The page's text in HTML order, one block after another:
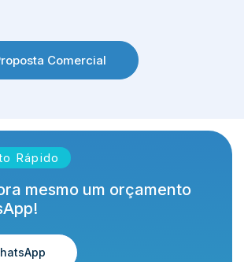
Comercial
Rápido
mesmo um orçamento